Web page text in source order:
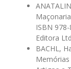
ISBN
Editora
BACHL,